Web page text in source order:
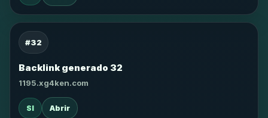
#32
Backlink generado 32
1195.xg4ken.com
SI Abrir